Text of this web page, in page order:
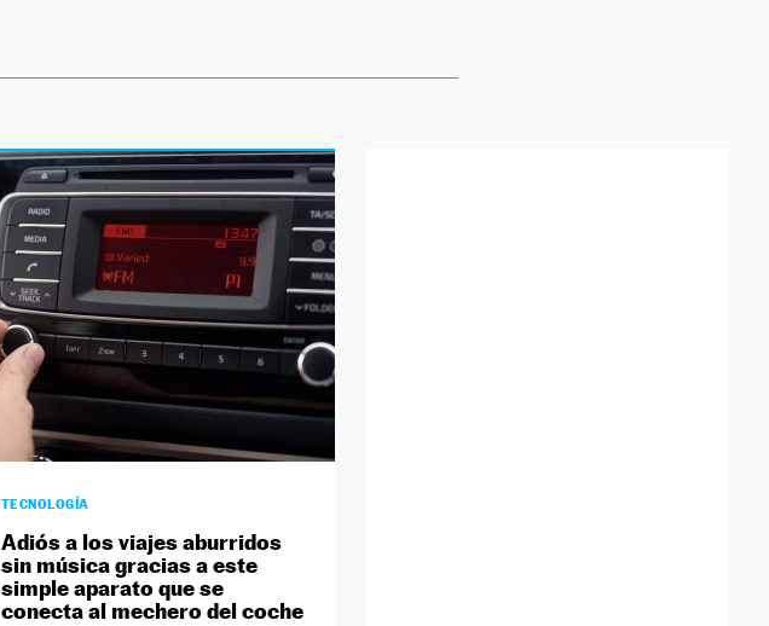
TECNOLOGÍA
Adiós a los viajes aburridos
sin música gracias a este
simple aparato que se
conecta al mechero del coche